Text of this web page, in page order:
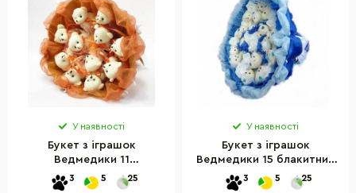
У наявності
Букет з іграшок
Ведмедики 11
теракотовий 5283IT
3 5 25
У наявності
Букет з іграшок
Ведмедики 15 блакитний
5297IT
3 5 25